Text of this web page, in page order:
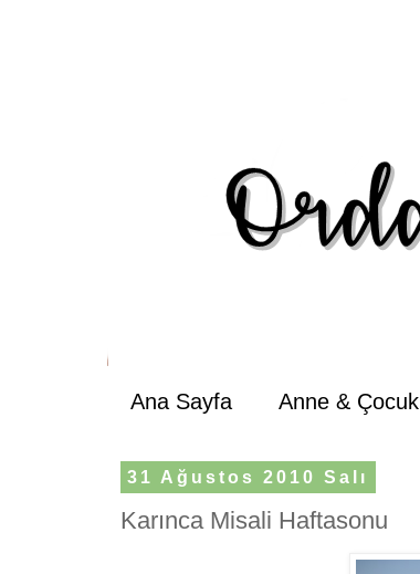
Ana Sayfa Anne & Çocuk
31 Ağustos 2010 Salı
Karınca Misali Haftasonu